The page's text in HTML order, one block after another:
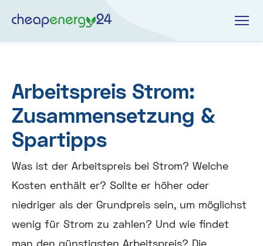
Arbeitspreis Strom:
Zusammensetzung &
Spartipps
Was ist der Arbeitspreis bei Strom? Welche
Kosten enthält er? Sollte er höher oder
niedriger als der Grundpreis sein, um möglichst
wenig für Strom zu zahlen? Und wie findet
man den günstigsten Arbeitspreis? Die